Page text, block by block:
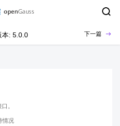
本: 5.0.0 下一篇
。
情况